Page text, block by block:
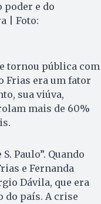
e do
| Foto:
tornou pública com
Frias era um fator
sua viúva,
mais de 60%
Paulo”. Quando
e Fernanda
Dávila, que era
país. A crise